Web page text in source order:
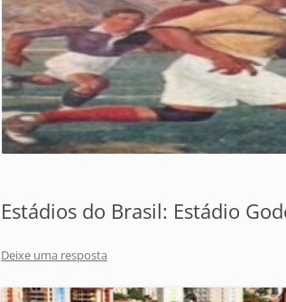
Estádios do Brasil: Estádio
Deixe uma resposta